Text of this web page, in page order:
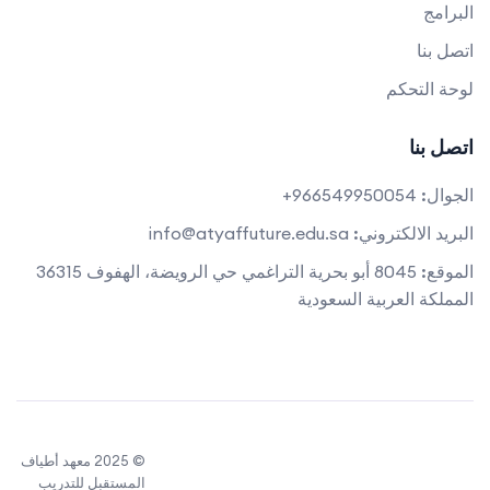
البرامج
اتصل بنا
لوحة التحكم
اتصل بنا
الجوال: 966549950054+
البريد الالكتروني: info@atyaffuture.edu.sa
الموقع:
8045 أبو بحرية التراغمي حي الرويضة، الهفوف 36315
المملكة العربية السعودية
© 2025 معهد أطياف
المستقبل للتدريب